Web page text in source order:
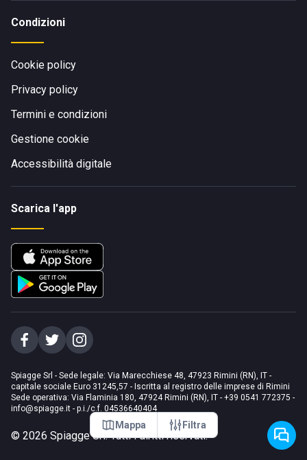
Mappa Filtra
Condizioni
Cookie policy
Privacy policy
Termini e condizioni
Gestione cookie
Accessibilità digitale
Scarica l'app
Spiagge Srl - Sede legale: Via Marecchiese 48, 47923 Rimini (RN), IT -
capitale sociale Euro 31245,57 - Iscritta al registro delle imprese di Rimini
Sede operativa: Via Flaminia 180, 47924 Rimini (RN), IT - +39 0541 772375 -
info@spiagge.it - p.i./c.f. 04536640404
© 2026 Spiagge Srl. Tutti i diritti riservati.